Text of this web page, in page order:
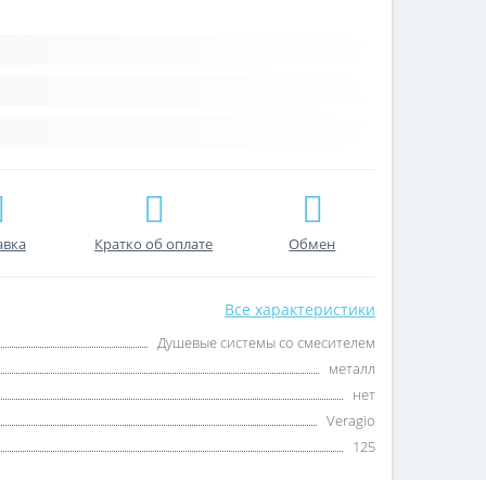
Кратко об оплате Обмен
Все характеристики
Душевые системы со смесителем
металл
нет
Veragio
125